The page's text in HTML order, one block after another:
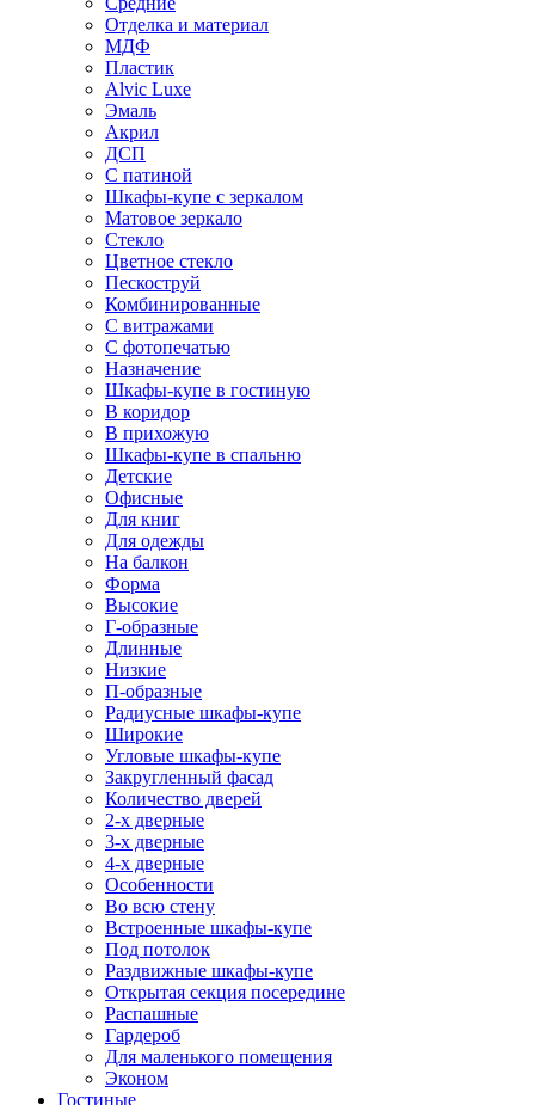
Отделка и материал
МДФ
Пластик
Alvic Luxe
Эмаль
Акрил
ДСП
С патиной
Шкафы-купе с зеркалом
Матовое зеркало
Стекло
Цветное стекло
Пескоструй
Комбинированные
С витражами
С фотопечатью
Назначение
Шкафы-купе в гостиную
В коридор
В прихожую
Шкафы-купе в спальню
Детские
Офисные
Для книг
Для одежды
На балкон
Форма
Высокие
Г-образные
Длинные
Низкие
П-образные
Радиусные шкафы-купе
Широкие
Угловые шкафы-купе
Закругленный фасад
Количество дверей
2-х дверные
3-х дверные
4-х дверные
Особенности
Во всю стену
Встроенные шкафы-купе
Под потолок
Раздвижные шкафы-купе
Открытая секция посередине
Распашные
Гардероб
Для маленького помещения
Эконом
Гостиные